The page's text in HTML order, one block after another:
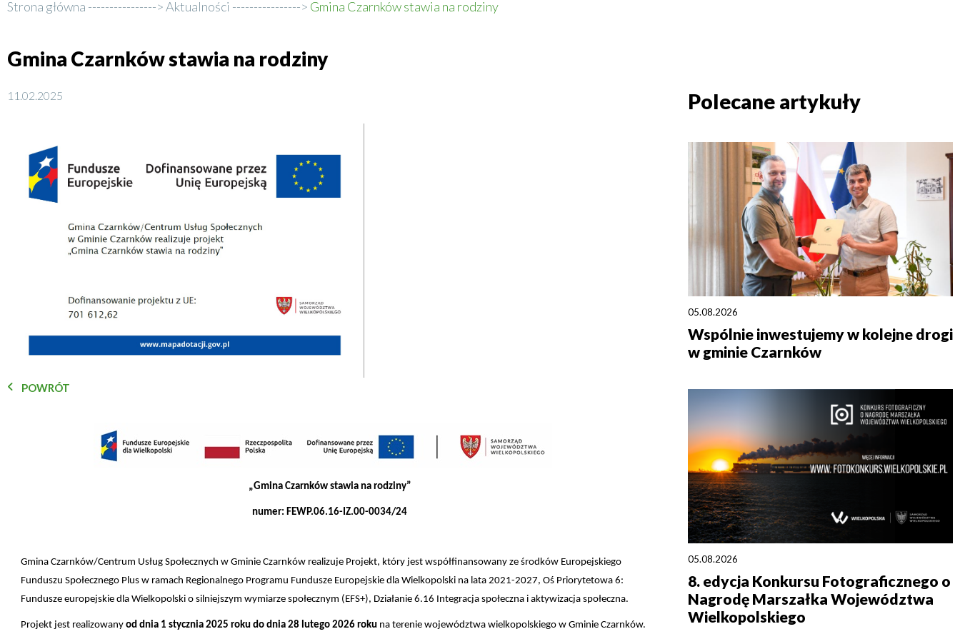
nawigacyjna
Strona główna Aktualności Gmina Czarnków stawia na rodziny
Gmina Czarnków stawia na rodziny
11.02.2025
POWRÓT
„Gmina Czarnków stawia na rodziny”
numer: FEWP.06.16-IZ.00-0034/24
Gmina Czarnków/Centrum Usług Społecznych w Gminie Czarnków realizuje Projekt, który jest współfinansowany ze środków Europejskiego
Funduszu Społecznego Plus w ramach Regionalnego Programu Fundusze Europejskie dla Wielkopolski na lata 2021-2027, Oś Priorytetowa 6:
Fundusze europejskie dla Wielkopolski o silniejszym wymiarze społecznym (EFS+), Działanie 6.16 Integracja społeczna i aktywizacja społeczna.
Projekt jest realizowany od dnia 1 stycznia 2025 roku do dnia 28 lutego 2026 roku na terenie województwa wielkopolskiego w Gminie Czarnków.
Polecane artykuły
05.08.2026
Wspólnie inwestujemy w kolejne drogi
w gminie Czarnków
05.08.2026
8. edycja Konkursu Fotograficznego o
Nagrodę Marszałka Województwa
Wielkopolskiego